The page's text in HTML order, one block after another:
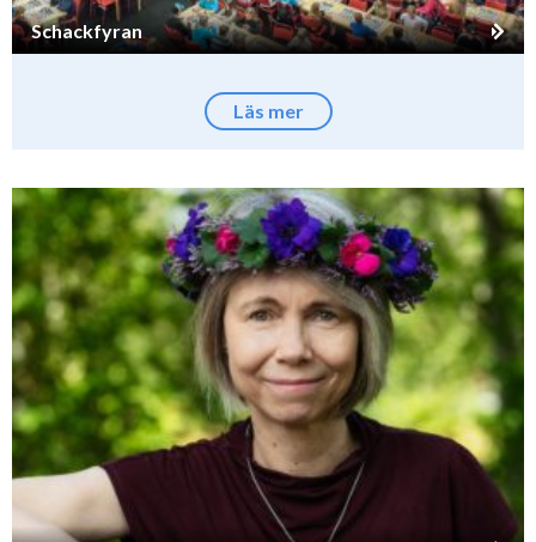
Schackfyran
Läs mer